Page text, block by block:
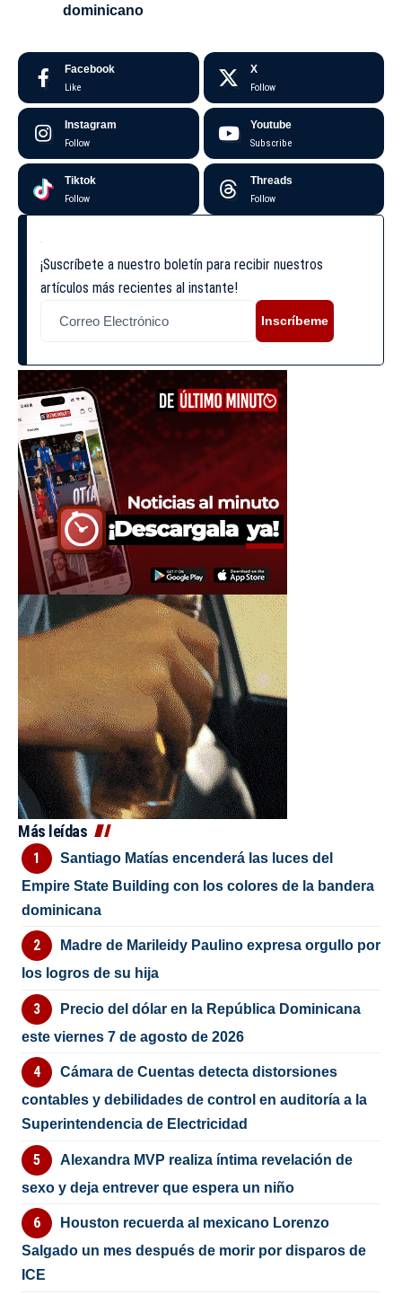
dominicano
Facebook
Like
X
Follow
Instagram
Follow
Youtube
Subscribe
Tiktok
Follow
Threads
Follow
¡Suscríbete a nuestro boletín para recibir nuestros
artículos más recientes al instante!
Inscríbeme
Más leídas
Santiago Matías encenderá las luces del
Empire State Building con los colores de la bandera
dominicana
Madre de Marileidy Paulino expresa orgullo por
los logros de su hija
Precio del dólar en la República Dominicana
este viernes 7 de agosto de 2026
Cámara de Cuentas detecta distorsiones
contables y debilidades de control en auditoría a la
Superintendencia de Electricidad
Alexandra MVP realiza íntima revelación de
sexo y deja entrever que espera un niño
Houston recuerda al mexicano Lorenzo
Salgado un mes después de morir por disparos de
ICE